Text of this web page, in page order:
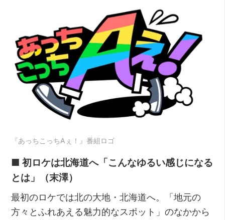
『あっちこっちAぇ！』番組ロゴ
■ 初ロケは北海道へ「こんなゆるい感じになる
とは」（末澤）
最初のロケでは北の大地・北海道へ。「地元の
方々とふれあえる魅力的なスポット」のなかから